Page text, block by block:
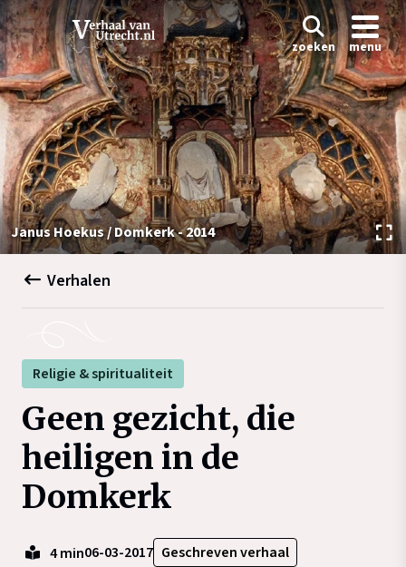
zoeken menu
Janus Hoekus / Domkerk - 2014
Verhalen
Religie & spiritualiteit
Geen gezicht, die
heiligen in de
Domkerk
4 min06-03-2017 Geschreven verhaal